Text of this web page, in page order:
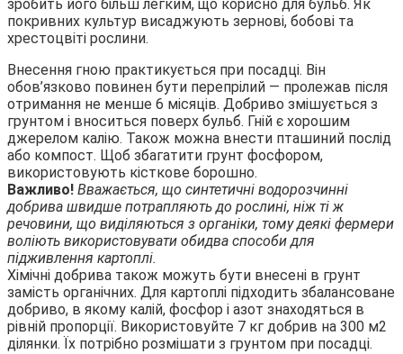
зробить його більш легким, що корисно для бульб. Як
покривних культур висаджують зернові, бобові та
хрестоцвіті рослини.
Внесення гною практикується при посадці. Він
обов’язково повинен бути перепрілий — пролежав після
отримання не менше 6 місяців. Добриво змішується з
грунтом і вноситься поверх бульб. Гній є хорошим
джерелом калію. Також можна внести пташиний послід
або компост. Щоб збагатити грунт фосфором,
використовують кісткове борошно.
Важливо! Вважається, що синтетичні водорозчинні
добрива швидше потрапляють до рослині, ніж ті ж
речовини, що виділяються з органіки, тому деякі фермери
воліють використовувати обидва способи для
підживлення картоплі.
Хімічні добрива також можуть бути внесені в грунт
замість органічних. Для картоплі підходить збалансоване
добриво, в якому калій, фосфор і азот знаходяться в
рівній пропорції. Використовуйте 7 кг добрив на 300 м2
ділянки. Їх потрібно розмішати з грунтом при посадці.